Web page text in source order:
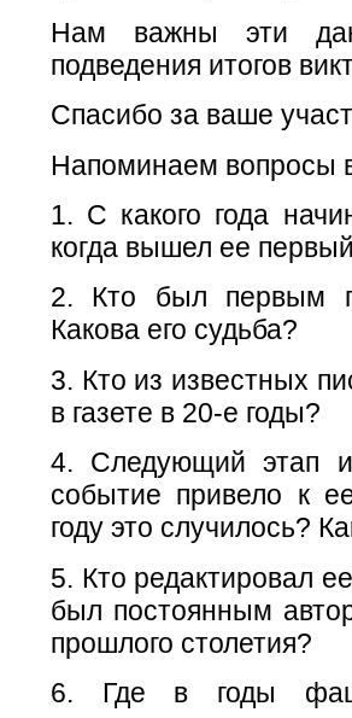
Нам важны эти
подведения итогов
Спасибо за ваше
Напоминаем вопросы
1. С какого года
когда вышел ее
2. Кто был первым
Какова его судьба?
3. Кто из известных
в газете в 20-е годы?
4. Следующий этап
событие привело к
году это случилось?
5. Кто редактировал
был постоянным
прошлого столетия?
6. Где в годы